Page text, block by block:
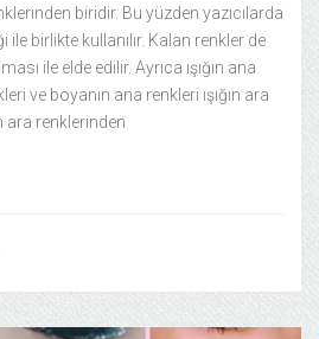
biridir. Bu yüzden yazıcılarda
birlikte kullanılır. Kalan renkler de
ile elde edilir. Ayrıca ışığın ana
ve boyanın ana renkleri ışığın ara
ara renklerinden